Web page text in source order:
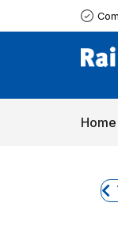
Home